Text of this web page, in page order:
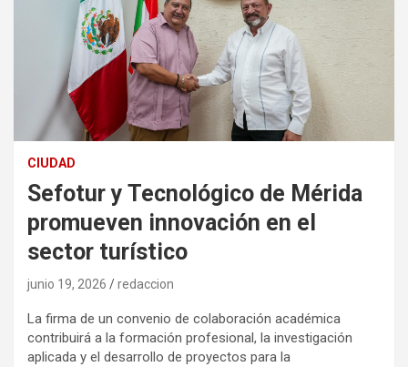
CIUDAD
Sefotur y Tecnológico de Mérida
promueven innovación en el
sector turístico
junio 19, 2026 redaccion
La firma de un convenio de colaboración académica
contribuirá a la formación profesional, la investigación
aplicada y el desarrollo de proyectos para la